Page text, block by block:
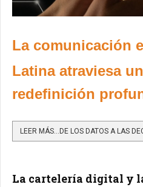
La comunicación
Latina atraviesa
redefinición
La cartelería digital y